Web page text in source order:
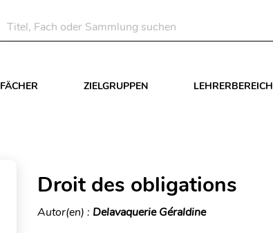
FÄCHER ZIELGRUPPEN LEHRERBEREICH
Droit des obligations
Autor(en) : Delavaquerie Géraldine